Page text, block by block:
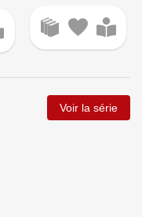
Voir la série